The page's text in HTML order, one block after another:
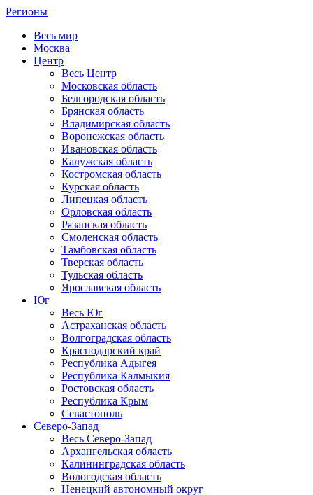
Регионы
Весь мир
Москва
Центр
Весь Центр
Московская область
Белгородская область
Брянская область
Владимирская область
Воронежская область
Ивановская область
Калужская область
Костромская область
Курская область
Липецкая область
Орловская область
Рязанская область
Смоленская область
Тамбовская область
Тверская область
Тульская область
Ярославская область
Юг
Весь Юг
Астраханская область
Волгоградская область
Краснодарский край
Республика Адыгея
Республика Калмыкия
Ростовская область
Республика Крым
Севастополь
Северо-Запад
Весь Северо-Запад
Архангельская область
Калининградская область
Вологодская область
Ненецкий автономный округ